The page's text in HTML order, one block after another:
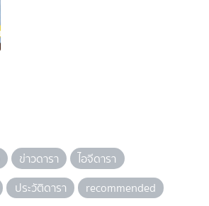
ข่าวดารา
ไอจีดารา
ประวัติดารา
recommended